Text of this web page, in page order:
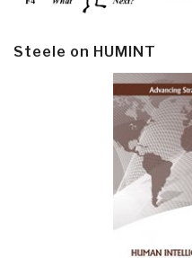
Steele on HUMINT